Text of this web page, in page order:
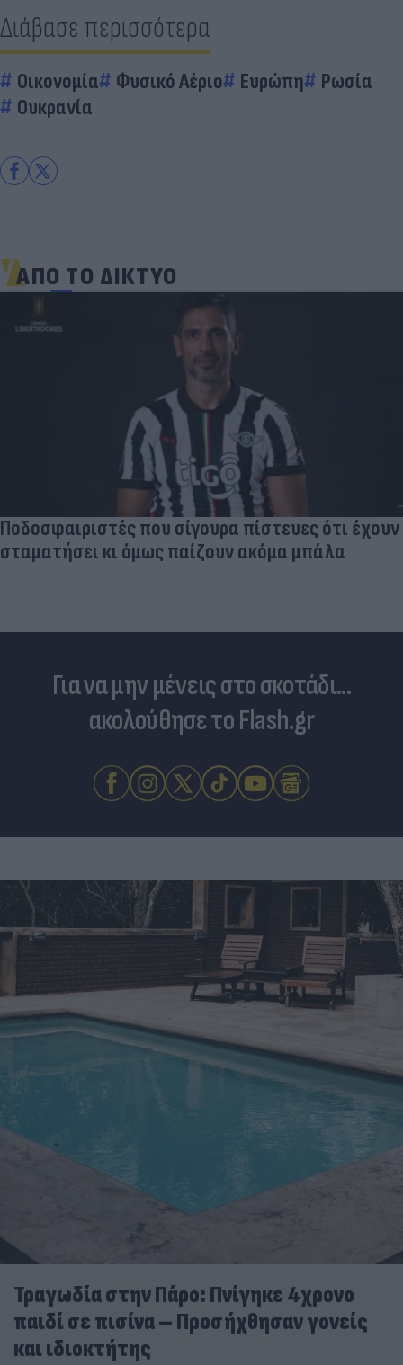
Διάβασε περισσότερα
Οικονομία Φυσικό Αέριο Ευρώπη
Ρωσία
Ουκρανία
ΑΠΟ ΤΟ ΔΙΚΤΥΟ
Ποδοσφαιριστές που σίγουρα πίστευες ότι έχουν
σταματήσει κι όμως παίζουν ακόμα μπάλα
Για να μην μένεις στο σκοτάδι...
ακολούθησε το Flash.gr
Τραγωδία στην Πάρο: Πνίγηκε 4χρονο
παιδί σε πισίνα – Προσήχθησαν γονείς
και ιδιοκτήτης